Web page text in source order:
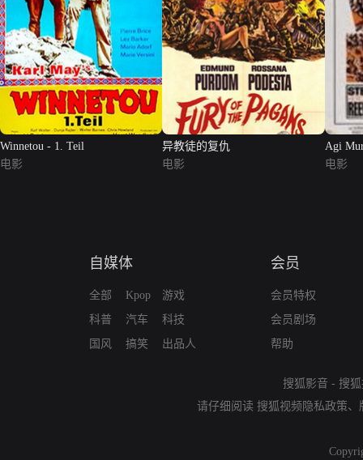
Winnetou - 1. Teil
电影
异教徒的复仇
电影
Agi
电影
自媒体
全部
科普
国风
Kpop
汽车
搞笑
游戏
科技
出品人
会员
会员特权
会员剧场
帮助
搜狐影音 - 搜
请仔细阅读 搜狐视频隐私政策、